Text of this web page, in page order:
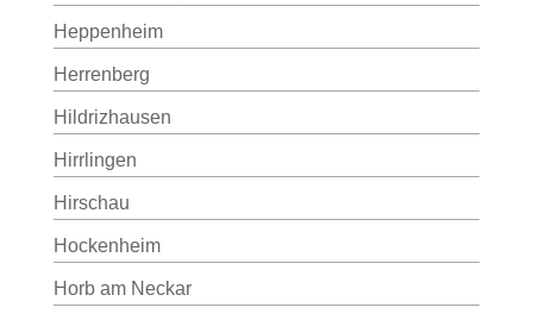
Heppenheim
Herrenberg
Hildrizhausen
Hirrlingen
Hirschau
Hockenheim
Horb am Neckar